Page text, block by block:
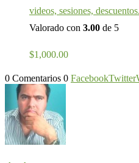
videos, sesiones, descuentos.
Valorado con 3.00 de 5
$1,000.00
0 Comentarios 0 FacebookTwitter